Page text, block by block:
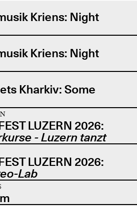
Kriens: Night
Kriens: Night
Kharkiv: Some
LUZERN 2026:
- Luzern tanzt
LUZERN 2026:
Lab